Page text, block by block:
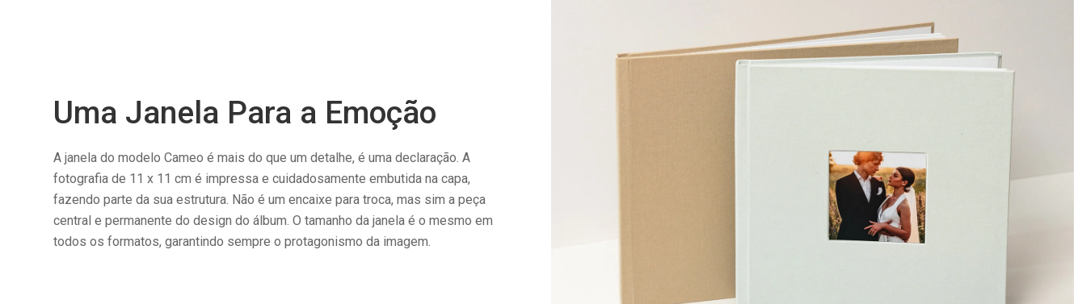
Uma Janela Para a Emoção
A janela do modelo Cameo é mais do que um detalhe, é uma declaração. A
fotografia de 11 x 11 cm é impressa e cuidadosamente embutida na capa,
fazendo parte da sua estrutura. Não é um encaixe para troca, mas sim a peça
central e permanente do design do álbum. O tamanho da janela é o mesmo em
todos os formatos, garantindo sempre o protagonismo da imagem.